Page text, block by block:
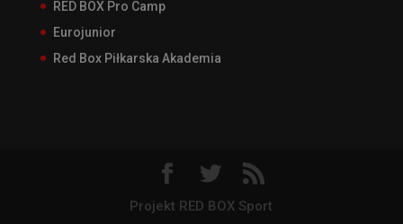
RED BOX Pro Camp
Eurojunior
Red Box Piłkarska Akademia
Projekt RED BOX Sport